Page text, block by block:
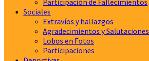
Participación de Fallecimientos
Sociales
Extravíos y hallazgos
Agradecimientos y Salutaciones
Lobos en Fotos
Participaciones